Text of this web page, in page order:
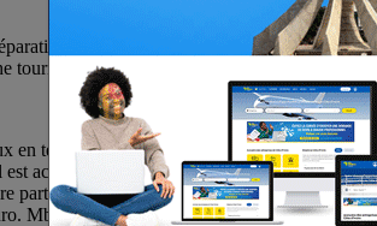
afin de démarrer en toute beauté la
de la pré-saison.
en terre américaine. La nouvelle qui est
actuellement en vacances et le staff
partie de cette tournée. D’autres joueurs
Mbappé sera donc avec le club le 7 août